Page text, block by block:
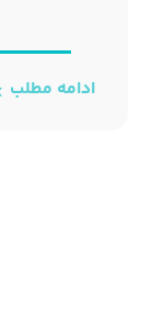
ادامه مطلب